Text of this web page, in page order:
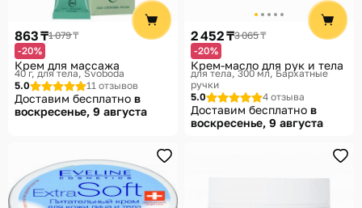
863 ₸1 079 ₸
-20%
Крем для массажа
40 г, для тела Svoboda
5.0
11 отзывов
Доставим бесплатно в
воскресенье, 9 августа
2 452 ₸3 065 ₸
-20%
Крем-масло для рук и тела
для тела, 300 мл Бархатные
ручки
5.0
4 отзыва
Доставим бесплатно в
воскресенье, 9 августа